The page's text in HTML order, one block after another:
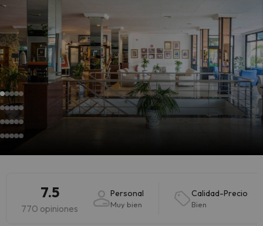
7.5
770 opiniones
Personal
Muy bien
Calidad-Precio
Bien